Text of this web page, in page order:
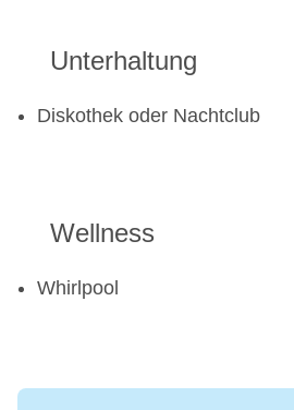
Unterhaltung
Diskothek oder Nachtclub
Wellness
Whirlpool